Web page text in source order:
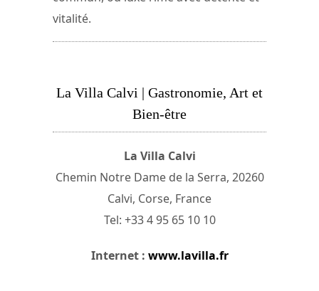
vitalité.
La Villa Calvi | Gastronomie, Art et
Bien-être
La Villa Calvi
Chemin Notre Dame de la Serra, 20260
Calvi, Corse, France
Tel: +33 4 95 65 10 10
Internet : www.lavilla.fr